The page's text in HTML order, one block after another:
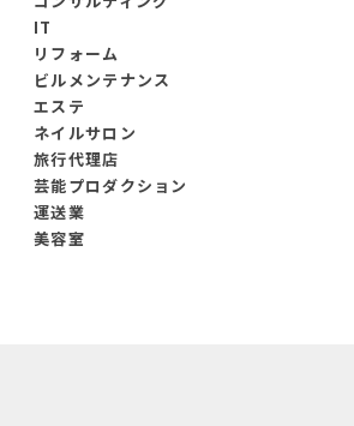
IT
リフォーム
ビルメンテナンス
エステ
ネイルサロン
旅行代理店
芸能プロダクション
運送業
美容室